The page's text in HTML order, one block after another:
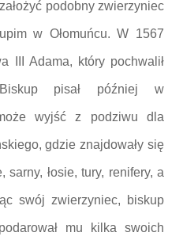
podobny zwierzyniec
w Ołomuńcu. W 1567
III Adama, który pochwalił
pisał później w
wyjść z podziwu dla
gdzie znajdowały się
łosie, tury, renifery, a
swój zwierzyniec, biskup
mu kilka swoich